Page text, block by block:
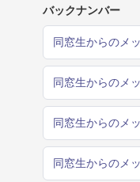
バックナンバー
同窓生からのメ
同窓生からのメ
同窓生からのメ
同窓生からのメ